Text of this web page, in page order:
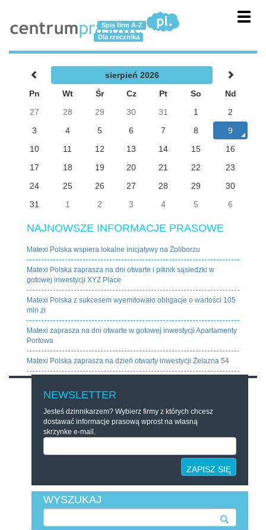
Spis firm A-Z
Dla rzecznika
sierpień 2026
Pn
Wt Śr Cz Pt So
Nd
27
28 29 30 31 1
2
3
4 5 6 7 8
9
10
11 12 13 14 15
16
17
18 19 20 21 22
23
24
25 26 27 28 29
30
31
1 2 3 4 5 6
NAJNOWSZE INFORMACJE PRASOWE
Matexi Polska wspiera lokalne inicjatywy na Żoliborzu
Matexi Polska zaprasza na dni otwarte i piknik sąsiedzki w
gotowej inwestycji XYZ Place
Matexi Polska z sukcesem wyemitowało obligacje o wartości 105
mln zł
Matexi zaprasza na dni otwarte w gotowej inwestycji Apartamenty
Portowa
Matexi Polska zaprasza na dzień otwarty inwestycji Żelazna 54
NEWSLETTER
Jesteś dzinnikarzem? Wybierz firmy z których chcesz
dostawać informacje prasową wprost na własną
skrzynke e-mail.
ZAPISZ SIĘ
WYSZUKAJ